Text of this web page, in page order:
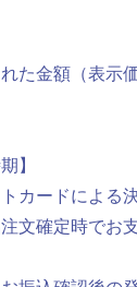
た金額（表示
】
カードによる
文確定時でお